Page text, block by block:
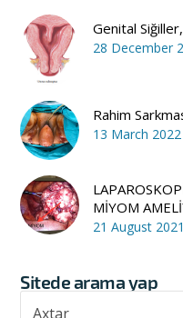
Genital
28 December
Rahim
13 March 2022
MİYOM
21 August 2021
Sitede arama yap